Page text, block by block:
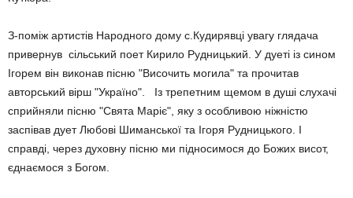
З-поміж артистів Народного дому с.Кудирявці увагу глядача
привернув сільський поет Кирило Рудницький. У дуеті із сином
Ігорем він виконав пісню "Височить могила" та прочитав
авторський вірш "Україно". Із трепетним щемом в душі слухачі
сприйняли пісню "Свята Маріє", яку з особливою ніжністю
заспівав дует Любові Шиманської та Ігоря Рудницького. І
справді, через духовну пісню ми підносимося до Божих висот,
єднаємося з Богом.